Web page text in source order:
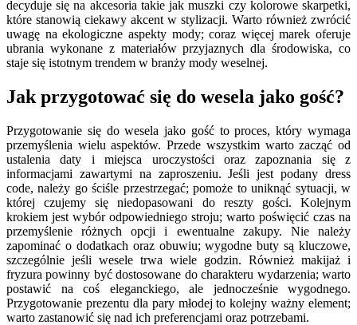
decyduje się na akcesoria takie jak muszki czy kolorowe skarpetki,
które stanowią ciekawy akcent w stylizacji. Warto również zwrócić
uwagę na ekologiczne aspekty mody; coraz więcej marek oferuje
ubrania wykonane z materiałów przyjaznych dla środowiska, co
staje się istotnym trendem w branży mody weselnej.
Jak przygotować się do wesela jako gość?
Przygotowanie się do wesela jako gość to proces, który wymaga
przemyślenia wielu aspektów. Przede wszystkim warto zacząć od
ustalenia daty i miejsca uroczystości oraz zapoznania się z
informacjami zawartymi na zaproszeniu. Jeśli jest podany dress
code, należy go ściśle przestrzegać; pomoże to uniknąć sytuacji, w
której czujemy się niedopasowani do reszty gości. Kolejnym
krokiem jest wybór odpowiedniego stroju; warto poświęcić czas na
przemyślenie różnych opcji i ewentualne zakupy. Nie należy
zapominać o dodatkach oraz obuwiu; wygodne buty są kluczowe,
szczególnie jeśli wesele trwa wiele godzin. Również makijaż i
fryzura powinny być dostosowane do charakteru wydarzenia; warto
postawić na coś eleganckiego, ale jednocześnie wygodnego.
Przygotowanie prezentu dla pary młodej to kolejny ważny element;
warto zastanowić się nad ich preferencjami oraz potrzebami.